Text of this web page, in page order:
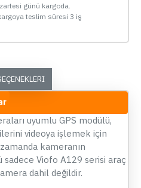
günü kargoda.
teslim süresi 3 iş
uyumlu GPS modülü,
videoya işlemek için
kameranın
sadece Viofo A129 serisi araç
dahil değildir.